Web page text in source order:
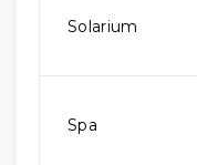
Solarium
Spa